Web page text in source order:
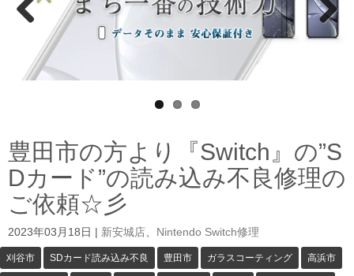
Next
豊田市の方より『Switch』の”S
Dカード”の読み込み不良修理の
ご依頼☆彡
2023年03月18日 新安城店 Nintendo Switch修理
刈谷市 SDカード読み込み不良 豊田市 ガラスコーティング 高浜市